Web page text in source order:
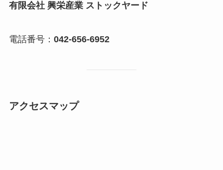
有限会社 興栄産業 ストックヤード
電話番号： 042-656-6952
アクセスマップ